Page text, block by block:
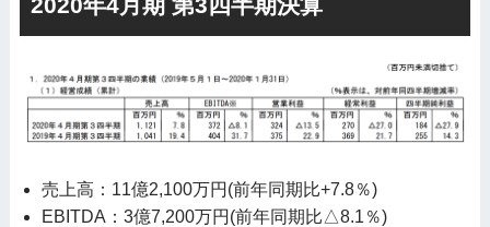
売上高：11億2,100万円(前年同期比+7.8％)
EBITDA：3億7,200万円(前年同期比△8.1％)